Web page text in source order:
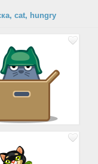
cat, hungry